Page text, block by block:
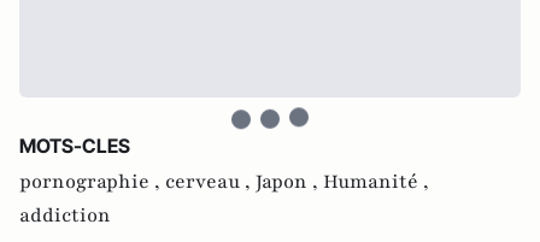
MOTS-CLES
pornographie , cerveau , Japon , Humanité ,
addiction